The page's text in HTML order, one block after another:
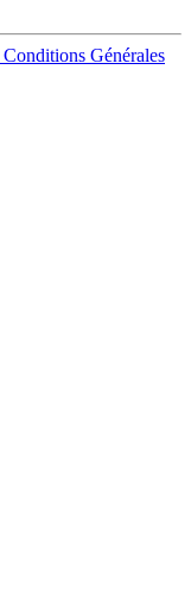
Conditions Générales